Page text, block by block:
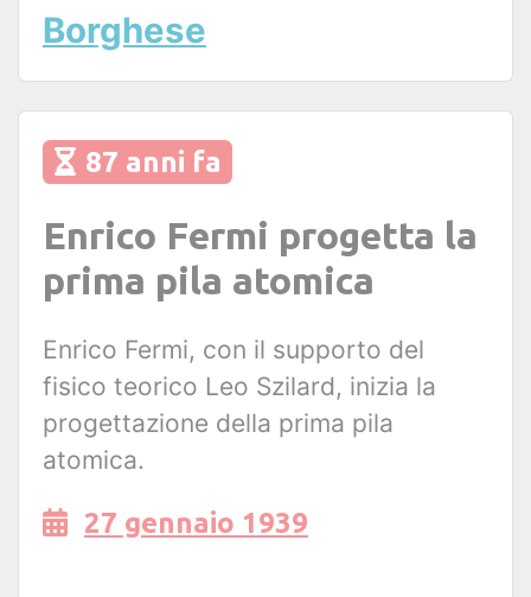
Borghese
87 anni fa
Enrico Fermi progetta la
prima pila atomica
Enrico Fermi, con il supporto del
fisico teorico Leo Szilard, inizia la
progettazione della prima pila
atomica.
27 gennaio 1939